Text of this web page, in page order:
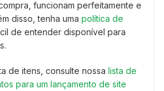
funcionam perfeitamente e
disso, tenha uma política de
de entender disponível para
de itens, consulte nossa lista de
para um lançamento de site